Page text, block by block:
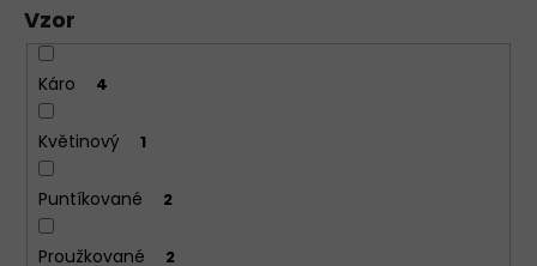
Vzor
Káro 4
Květinový 1
Puntíkované 2
Proužkované 2